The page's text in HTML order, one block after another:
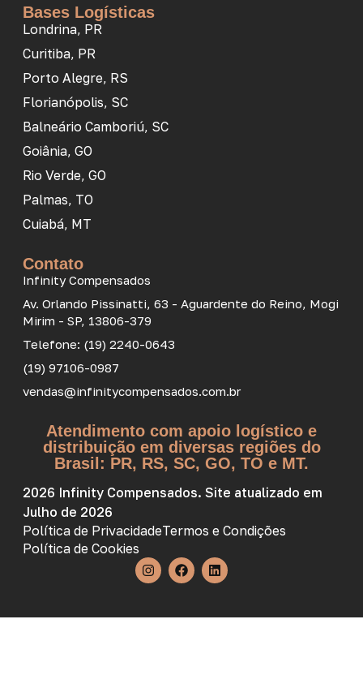
Bases Logísticas
Londrina, PR
Curitiba, PR
Porto Alegre, RS
Florianópolis, SC
Balneário Camboriú, SC
Goiânia, GO
Rio Verde, GO
Palmas, TO
Cuiabá, MT
Contato
Infinity Compensados
Av. Orlando Pissinatti, 63 - Aguardente do Reino, Mogi
Mirim - SP, 13806-379
Telefone: (19) 2240-0643
(19) 97106-0987
vendas@infinitycompensados.com.br
Atendimento com apoio logístico e
distribuição em diversas regiões do
Brasil: PR, RS, SC, GO, TO e MT.
2026 Infinity Compensados. Site atualizado em
Julho de 2026
Política de PrivacidadeTermos e Condições
Política de Cookies